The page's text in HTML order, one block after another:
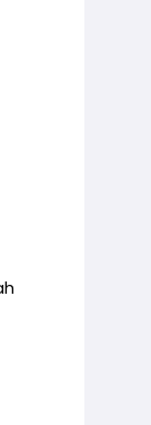
kad